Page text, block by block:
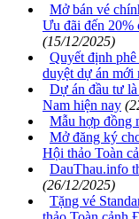
Mở bán vé
Ưu đãi đến 20%
(15/12/2025)
Quyết định
duyệt dự án mới
Dự án đầu tư
Nam hiện nay
Mẫu hợp đồng
Mở đăng ký
Hội thảo Toàn
DauThau.info
(26/12/2025)
Tặng vé